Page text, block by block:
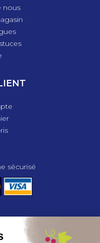
nous
sécurisé
DROITS RÉSERVÉS.
DE CONFIDENTIALITÉ